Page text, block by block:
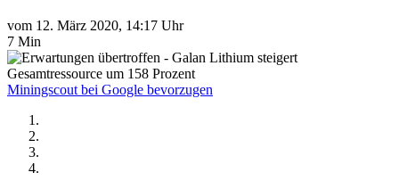
vom 12. März 2020, 14:17 Uhr
7 Min
Miningscout bei Google bevorzugen